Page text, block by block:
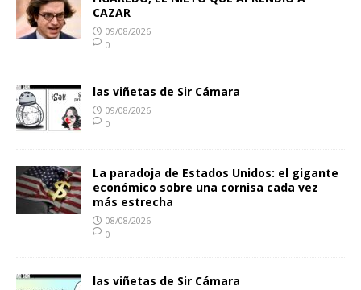
CAZAR
09/08/2026
0
las viñetas de Sir Cámara
09/08/2026
0
La paradoja de Estados Unidos: el gigante
económico sobre una cornisa cada vez
más estrecha
08/08/2026
0
las viñetas de Sir Cámara